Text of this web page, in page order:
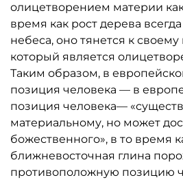
олицетворением материи как
время как рост дерева
небеса, оно тянется к
который является
Таким образом, в
позиция человека — в
позиция человека—
материальному, но может
божественного», в то время
ближневосточная глина
противоположную позицию